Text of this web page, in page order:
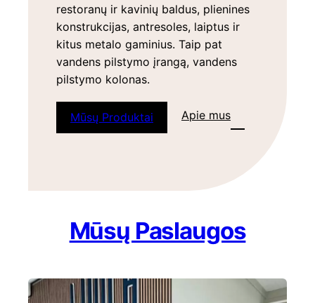
restoranų ir kavinių baldus, plienines
konstrukcijas, antresoles, laiptus ir
kitus metalo gaminius. Taip pat
vandens pilstymo įrangą, vandens
pilstymo kolonas.
Mūsų Produktai Apie mus
Mūsų Paslaugos